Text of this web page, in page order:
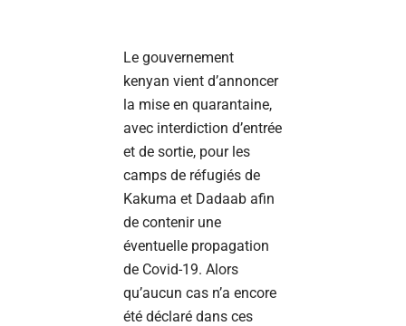
Le gouvernement
kenyan vient d’annoncer
la mise en quarantaine,
avec interdiction d’entrée
et de sortie, pour les
camps de réfugiés de
Kakuma et Dadaab afin
de contenir une
éventuelle propagation
de Covid-19. Alors
qu’aucun cas n’a encore
été déclaré dans ces